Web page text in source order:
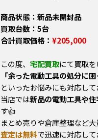
商品状態：新品未開封品
買取台数：5台
合計買取価格： ¥205,000
この度、 宅配買取にて買取を
「余った電動工具の処分に
といったお悩みにも対応して
当店では新品の電動工具や
す👍
まとめ売りや倉庫整理など
査定は無料で迅速に対応し